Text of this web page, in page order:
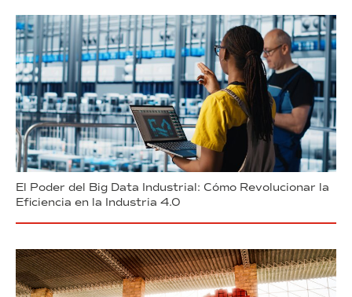
El Poder del Big Data Industrial: Cómo Revolucionar la
Eficiencia en la Industria 4.0